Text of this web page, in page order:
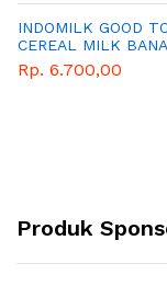
INDOMILK GOOD
CEREAL MILK
250 ML
Rp. 6.700,00
Produk